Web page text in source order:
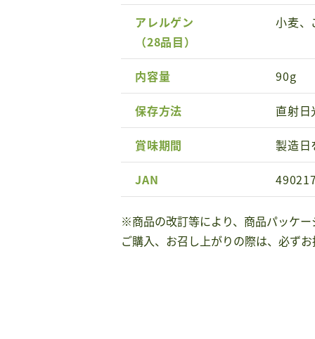
アレルゲン
（28品目）
小麦、
内容量 90g
保存方法 直射
賞味期間 製造日
JAN
※商品の改訂等により、商品パッケ
ご購入、お召し上がりの際は、必ず